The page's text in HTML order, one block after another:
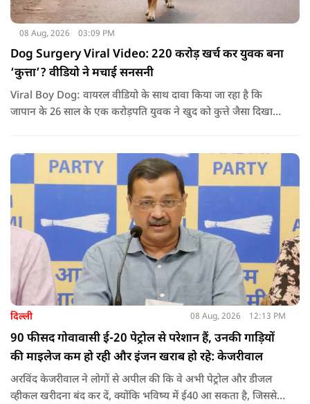
08 Aug, 2026 03:09 PM
Dog Surgery Viral Video: 220 करोड़ खर्च कर युवक बना
‘कुत्ता’? वीडियो ने मचाई सनसनी
Viral Boy Dog: वायरल वीडियो के साथ दावा किया जा रहा है कि
जापान के 26 साल के एक करोड़पति युवक ने खुद को कुत्ते जैसा दिखाने
करवाईं और अब वह कुत्ते की तरह दिखने, चलने और रहने की कोशिश
करता है.
दिल्ली 08 Aug, 2026 12:13 PM
90 फीसद गोवावासी ई-20 पेट्रोल से परेशान हैं, उनकी गाड़ियों
की माइलेज कम हो रही और इंजन खराब हो रहे: केजरीवाल
अरविंद केजरीवाल ने लोगों से अपील की कि वे अभी पेट्रोल और डीजल
व्हीकल खरीदना बंद कर दें, क्योंकि भविष्य में ई40 आ सकता है, जिससे